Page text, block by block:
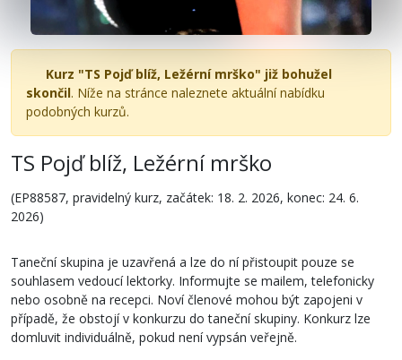
Kurz "TS Pojď blíž, Ležérní mrško" již bohužel
skončil. Níže na stránce naleznete aktuální nabídku
podobných kurzů.
TS Pojď blíž, Ležérní mrško
(EP88587, pravidelný kurz, začátek: 18. 2. 2026, konec: 24. 6.
2026)
Taneční skupina je uzavřená a lze do ní přistoupit pouze se
souhlasem vedoucí lektorky. Informujte se mailem, telefonicky
nebo osobně na recepci. Noví členové mohou být zapojeni v
případě, že obstojí v konkurzu do taneční skupiny. Konkurz lze
domluvit individuálně, pokud není vypsán veřejně.